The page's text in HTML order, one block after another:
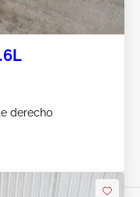
derecho